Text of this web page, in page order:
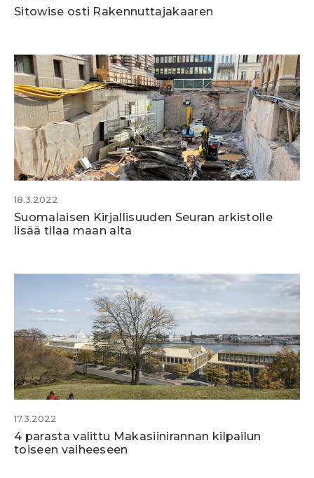
Sitowise osti Rakennuttajakaaren
18.3.2022
Suomalaisen Kirjallisuuden Seuran arkistolle
lisää tilaa maan alta
17.3.2022
4 parasta valittu Makasiinirannan kilpailun
toiseen vaiheeseen